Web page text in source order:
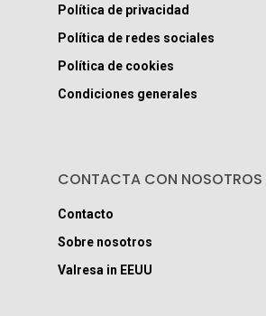
Política de privacidad
Política de redes sociales
Política de cookies
Condiciones generales
CONTACTA CON NOSOTROS
Contacto
Sobre nosotros
Valresa in EEUU